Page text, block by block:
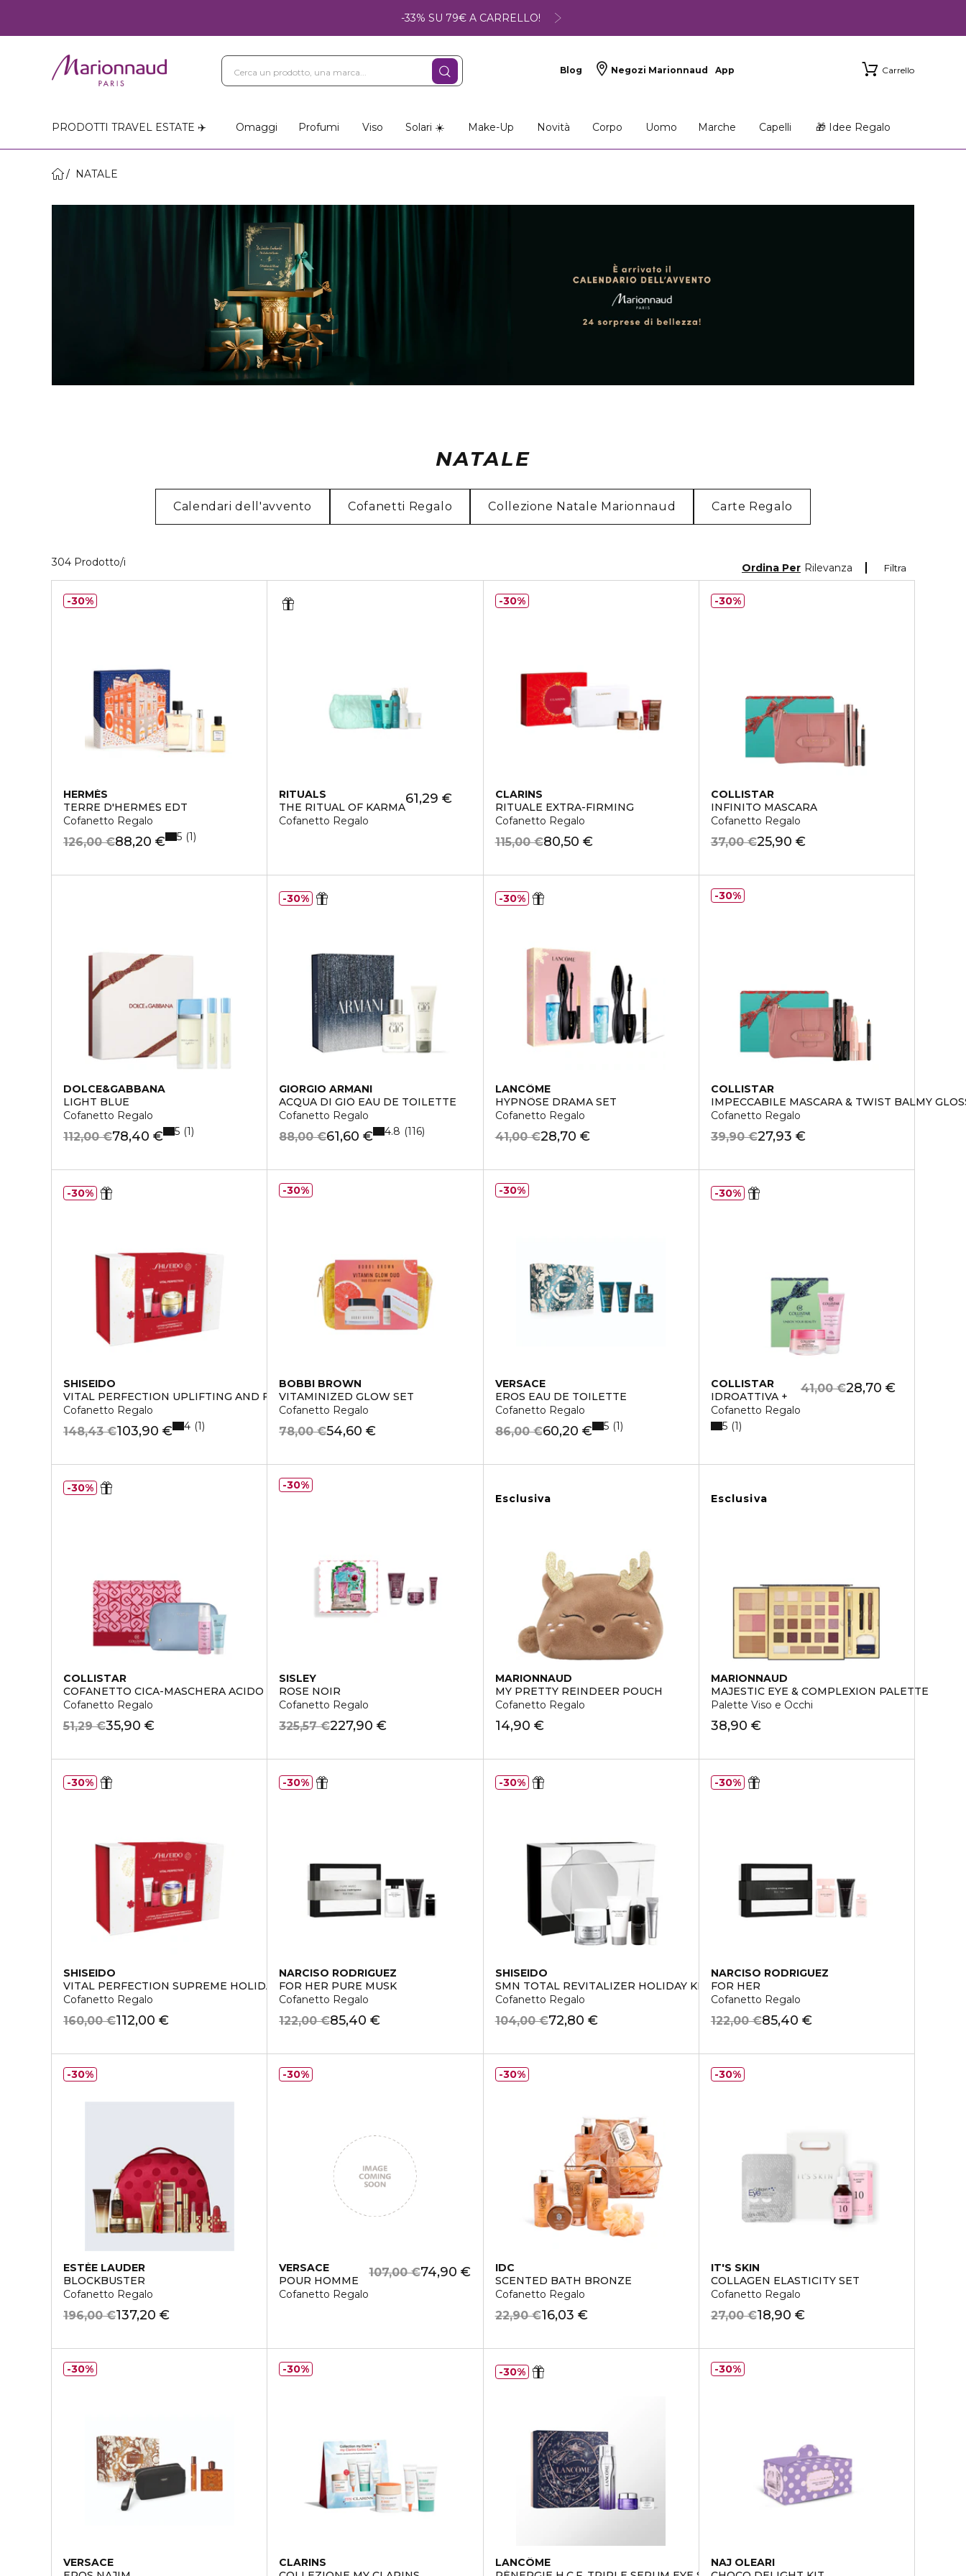
-33% SU 79€ A CARRELLO!
Blog Negozi Marionnaud App Carrello
PRODOTTI TRAVEL ESTATE ✈️ Omaggi Profumi Viso Solari ☀️ Make-Up Novità Corpo Uomo Marche Capelli 🎁 Idee Regalo
NATALE
NATALE
Calendari dell'avvento Cofanetti Regalo Collezione Natale Marionnaud Carte Regalo
304 Prodotto/i Filtra
Ordina Per Rilevanza
HERMÈS
TERRE D'HERMÈS EDT
Cofanetto Regalo
88,20 €
126,00 € 5 1
30%
RITUALS
THE RITUAL OF KARMA
Cofanetto Regalo
61,29 €
CLARINS
RITUALE EXTRA-FIRMING
Cofanetto Regalo
80,50 €
115,00 €
30%
COLLISTAR
INFINITO MASCARA
Cofanetto Regalo
25,90 €
37,00 €
30%
DOLCE&GABBANA
LIGHT BLUE
Cofanetto Regalo
78,40 €
112,00 € 5 1
GIORGIO ARMANI
ACQUA DI GIÒ EAU DE TOILETTE
Cofanetto Regalo
61,60 €
88,00 € 4.8 116
30%
LANCÔME
HYPNÔSE DRAMA SET
Cofanetto Regalo
28,70 €
41,00 €
30%
COLLISTAR
IMPECCABILE MASCARA & TWIST BALMY
Cofanetto Regalo
27,93 €
39,90 €
30%
SHISEIDO
VITAL PERFECTION UPLIFTING AND FIRMING CREAM ADVANCED HOLIDAY KIT
Cofanetto Regalo
103,90 €
148,43 € 4 1
30%
BOBBI BROWN
VITAMINIZED GLOW SET
Cofanetto Regalo
54,60 €
78,00 €
30%
VERSACE
EROS EAU DE TOILETTE
Cofanetto Regalo
60,20 €
86,00 € 5 1
30%
COLLISTAR
IDROATTIVA +
Cofanetto Regalo
28,70 €
41,00 €
5 1
30%
COLLISTAR
COFANETTO CICA-MASCHERA ACIDO IALURONICO + MADECASSOSIDE
Cofanetto Regalo
35,90 €
51,29 €
30%
SISLEY
ROSE NOIR
Cofanetto Regalo
227,90 €
325,57 €
30%
Esclusiva
MARIONNAUD
MY PRETTY REINDEER POUCH
Cofanetto Regalo
14,90 €
Esclusiva
MARIONNAUD
MAJESTIC EYE & COMPLEXION PALETTE
Palette Viso e Occhi
38,90 €
SHISEIDO
VITAL PERFECTION SUPREME HOLIDAY KIT
Cofanetto Regalo
112,00 €
160,00 €
30%
NARCISO RODRIGUEZ
FOR HER PURE MUSK
Cofanetto Regalo
85,40 €
122,00 €
30%
SHISEIDO
SMN TOTAL REVITALIZER HOLIDAY KIT
Cofanetto Regalo
72,80 €
104,00 €
30%
NARCISO RODRIGUEZ
FOR HER
Cofanetto Regalo
85,40 €
122,00 €
30%
ESTÉE LAUDER
BLOCKBUSTER
Cofanetto Regalo
137,20 €
196,00 €
30%
VERSACE
POUR HOMME
Cofanetto Regalo
74,90 €
107,00 €
30%
IDC
SCENTED BATH BRONZE
Cofanetto Regalo
16,03 €
22,90 €
30%
IT'S SKIN
COLLAGEN ELASTICITY SET
Cofanetto Regalo
18,90 €
27,00 €
30%
VERSACE
30%
CLARINS
30%
LANCÔME
30%
NAJ OLEARI
30%